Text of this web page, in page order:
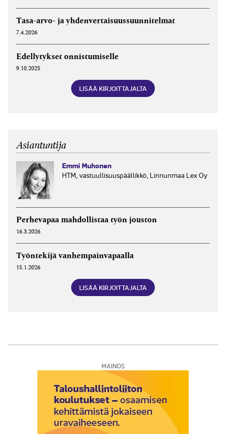
Tasa-arvo- ja yhdenvertaisuussuunnitelmat
7.4.2026
Edellytykset onnistumiselle
9.10.2025
LISÄÄ KIRJOITTAJALTA
Asiantuntija
Emmi Muhonen
HTM, vastuullisuuspäällikkö, Linnunmaa Lex Oy
Perhevapaa mahdollistaa työn jouston
16.3.2026
Työntekijä vanhempainvapaalla
15.1.2026
LISÄÄ KIRJOITTAJALTA
MAINOS